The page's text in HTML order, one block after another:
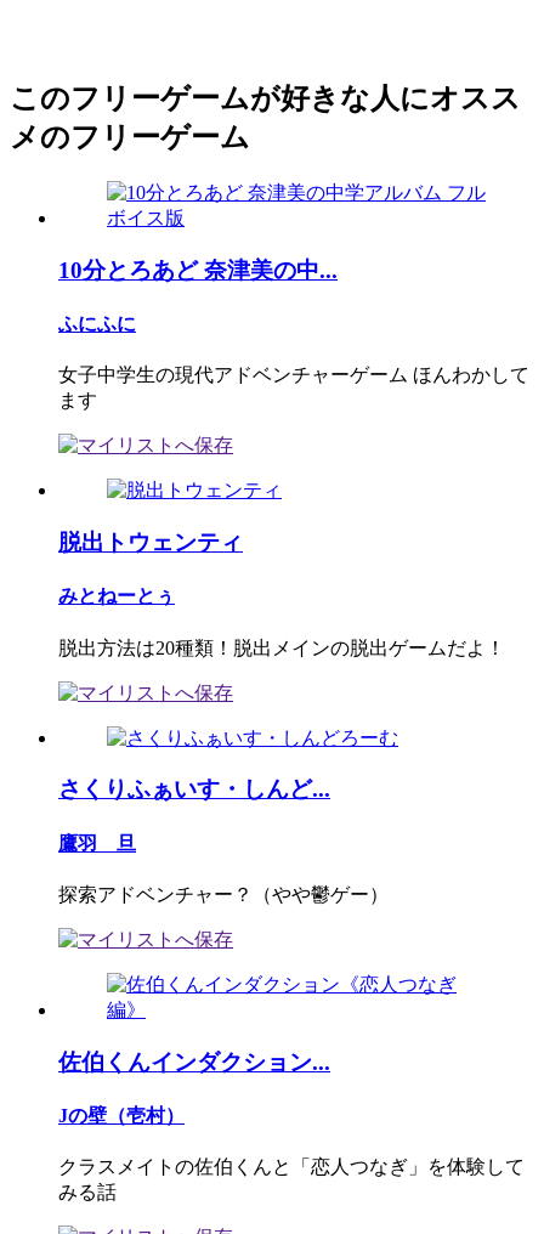
このフリーゲームが好きな人にオスス
メのフリーゲーム
10分とろあど 奈津美の中...
ふにふに
女子中学生の現代アドベンチャーゲーム ほんわかして
ます
脱出トウェンティ
みとねーとぅ
脱出方法は20種類！脱出メインの脱出ゲームだよ！
さくりふぁいす・しんど...
鷹羽 旦
探索アドベンチャー？（やや鬱ゲー）
佐伯くんインダクション...
Jの壁（壱村）
クラスメイトの佐伯くんと「恋人つなぎ」を体験して
みる話